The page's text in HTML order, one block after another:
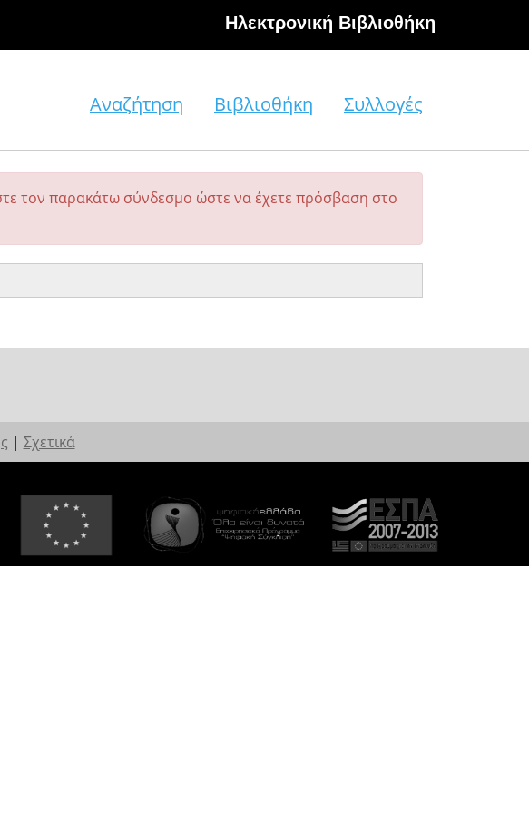
Hλεκτρονική Βιβλιοθήκη
Αναζήτηση Βιβλιοθήκη Συλλογές
τον παρακάτω σύνδεσμο ώστε να έχετε πρόσβαση στο
| Σχετικά